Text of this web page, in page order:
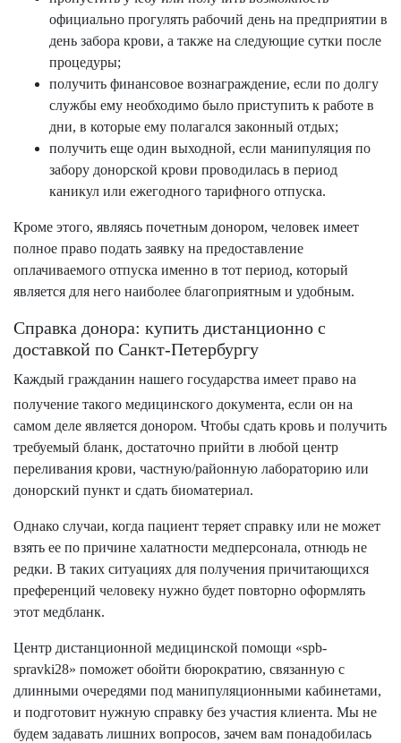
официально прогулять рабочий день на предприятии в
день забора крови, а также на следующие сутки после
процедуры;
получить финансовое вознаграждение, если по долгу
службы ему необходимо было приступить к работе в
дни, в которые ему полагался законный отдых;
получить еще один выходной, если манипуляция по
забору донорской крови проводилась в период
каникул или ежегодного тарифного отпуска.
Кроме этого, являясь почетным донором, человек имеет
полное право подать заявку на предоставление
оплачиваемого отпуска именно в тот период, который
является для него наиболее благоприятным и удобным.
Справка донора: купить дистанционно с
доставкой по Санкт-Петербургу
Каждый гражданин нашего государства имеет право на
получение такого медицинского документа, если он на
самом деле является донором. Чтобы сдать кровь и получить
требуемый бланк, достаточно прийти в любой центр
переливания крови, частную/районную лабораторию или
донорский пункт и сдать биоматериал.
Однако случаи, когда пациент теряет справку или не может
взять ее по причине халатности медперсонала, отнюдь не
редки. В таких ситуациях для получения причитающихся
преференций человеку нужно будет повторно оформлять
этот медбланк.
Центр дистанционной медицинской помощи «spb-
spravki28» поможет обойти бюрократию, связанную с
длинными очередями под манипуляционными кабинетами,
и подготовит нужную справку без участия клиента. Мы не
будем задавать лишних вопросов, зачем вам понадобилась